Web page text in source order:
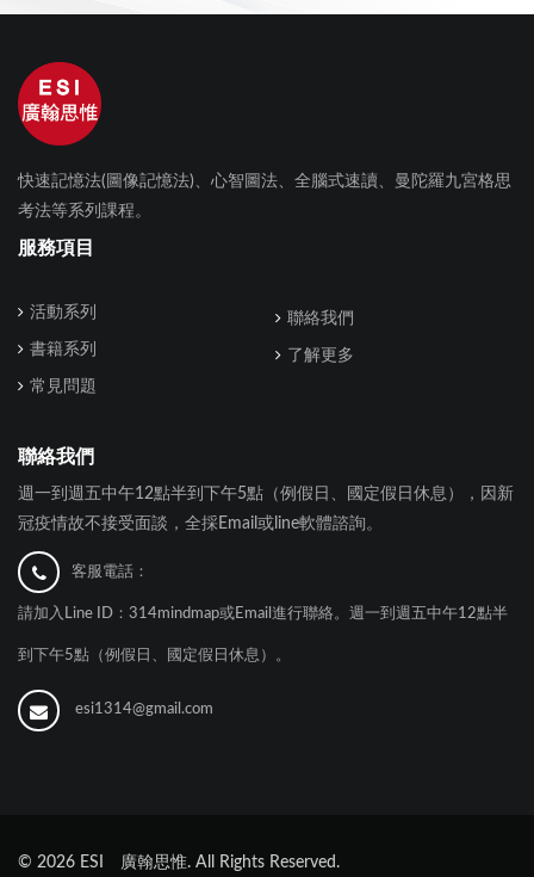
快速記憶法(圖像記憶法)、心智圖法、全腦式速讀、曼陀羅九宮格思
考法等系列課程。
服務項目
活動系列
書籍系列
常見問題
聯絡我們
了解更多
聯絡我們
週一到週五中午12點半到下午5點（例假日、國定假日休息），因新
冠疫情故不接受面談，全採Email或line軟體諮詢。
客服電話：
請加入Line ID：314mindmap或Email進行聯絡。週一到週五中午12點半
到下午5點（例假日、國定假日休息）。
esi1314@gmail.com
© 2026 ESI 廣翰思惟. All Rights Reserved.